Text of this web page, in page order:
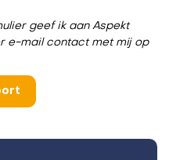
geef ik aan Aspekt
e-mail contact met mij op